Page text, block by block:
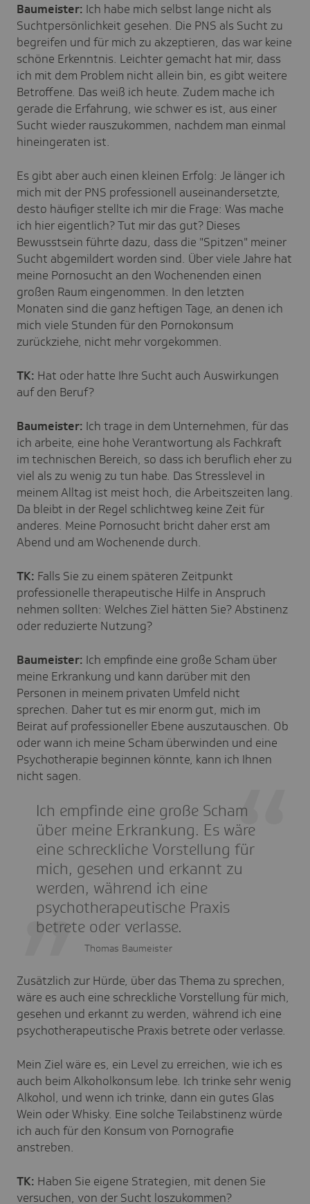
Baumeister: Ich habe mich selbst lange nicht als
Suchtpersönlichkeit gesehen. Die PNS als Sucht zu
begreifen und für mich zu akzeptieren, das war keine
schöne Erkenntnis. Leichter gemacht hat mir, dass
ich mit dem Problem nicht allein bin, es gibt weitere
Betroffene. Das weiß ich heute. Zudem mache ich
gerade die Erfahrung, wie schwer es ist, aus einer
Sucht wieder rauszukommen, nachdem man einmal
hineingeraten ist.
Es gibt aber auch einen kleinen Erfolg: Je länger ich
mich mit der PNS professionell auseinandersetzte,
desto häufiger stellte ich mir die Frage: Was mache
ich hier eigentlich? Tut mir das gut? Dieses
Bewusstsein führte dazu, dass die "Spitzen" meiner
Sucht abgemildert worden sind. Über viele Jahre hat
meine Pornosucht an den Wochenenden einen
großen Raum eingenommen. In den letzten
Monaten sind die ganz heftigen Tage, an denen ich
mich viele Stunden für den Pornokonsum
zurückziehe, nicht mehr vorgekommen.
TK: Hat oder hatte Ihre Sucht auch Auswirkungen
auf den Beruf?
Baumeister: Ich trage in dem Unternehmen, für das
ich arbeite, eine hohe Verantwortung als Fachkraft
im technischen Bereich, so dass ich beruflich eher zu
viel als zu wenig zu tun habe. Das Stresslevel in
meinem Alltag ist meist hoch, die Arbeitszeiten lang.
Da bleibt in der Regel schlichtweg keine Zeit für
anderes. Meine Pornosucht bricht daher erst am
Abend und am Wochenende durch.
TK: Falls Sie zu einem späteren Zeitpunkt
professionelle therapeutische Hilfe in Anspruch
nehmen sollten: Welches Ziel hätten Sie? Abstinenz
oder reduzierte Nutzung?
Baumeister: Ich empfinde eine große Scham über
meine Erkrankung und kann darüber mit den
Personen in meinem privaten Umfeld nicht
sprechen. Daher tut es mir enorm gut, mich im
Beirat auf professioneller Ebene auszutauschen. Ob
oder wann ich meine Scham überwinden und eine
Psychotherapie beginnen könnte, kann ich Ihnen
nicht sagen.
Ich empfinde eine große Scham
über meine Erkrankung. Es wäre
eine schreckliche Vorstellung für
mich, gesehen und erkannt zu
werden, während ich eine
psychotherapeutische Praxis
betrete oder verlasse.
Thomas Baumeister
Zusätzlich zur Hürde, über das Thema zu sprechen,
wäre es auch eine schreckliche Vorstellung für mich,
gesehen und erkannt zu werden, während ich eine
psychotherapeutische Praxis betrete oder verlasse.
Mein Ziel wäre es, ein Level zu erreichen, wie ich es
auch beim Alkoholkonsum lebe. Ich trinke sehr wenig
Alkohol, und wenn ich trinke, dann ein gutes Glas
Wein oder Whisky. Eine solche Teilabstinenz würde
ich auch für den Konsum von Pornografie
anstreben.
TK: Haben Sie eigene Strategien, mit denen Sie
versuchen, von der Sucht loszukommen?